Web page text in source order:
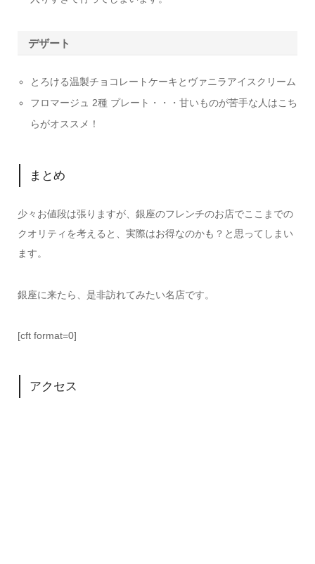
デザート
とろける温製チョコレートケーキとヴァニラアイスクリーム
フロマージュ 2種 プレート・・・甘いものが苦手な人はこち
らがオススメ！
まとめ
少々お値段は張りますが、銀座のフレンチのお店でここまでの
クオリティを考えると、実際はお得なのかも？と思ってしまい
ます。
銀座に来たら、是非訪れてみたい名店です。
[cft format=0]
アクセス